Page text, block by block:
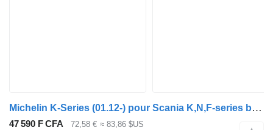
Michelin K-Series (01.12-) pour Scania K,N,F-series bus (2006-)
47 590 F CFA 72,58 € ≈ 83,86 $US